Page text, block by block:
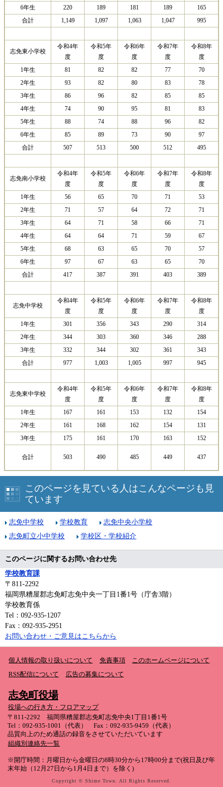
6年生
220 189 181 189
165
合計
1,149 1,097 1,063 1,047 995
志免東小学校
令和4年
度
令和5年
度
令和6年
度
令和7年
度
令和8年
度
1年生
81 82 82 77
70
2年生
93 82 80 83
78
3年生
86 96 82 85
85
4年生
74 90 95 81
83
5年生
88 74 88 96
82
6年生
85 89 73 90
97
合計
507 513 500 512 495
志免南小学校
令和4年
度
令和5年
度
令和6年
度
令和7年
度
令和8年
度
1年生
56 65 70 71
53
2年生
71 57 64 72
71
3年生
64 71 58 66
71
4年生
64 64 71 59
67
5年生
68 63 65 70
57
6年生
97 67 63 65
70
合計
417 387 391 403 389
志免中学校
令和4年
度
令和5年
度
令和6年
度
令和7年
度
令和8年
度
1年生
301 356 343 290
314
2年生
344 303 360 346
288
3年生
332 344 302 361
343
合計
977 1,003 1,005 997 945
志免東中学校
令和4年
度
令和5年
度
令和6年
度
令和7年
度
令和8年
度
1年生
167 161 153 132
154
2年生
161 168 162 154
131
3年生
175 161 170 163 152
合計 503 490 485 449 437
このページを見ている人はこんなページも見
ています
志免中学校 学校教育
志免中央小学校
志免町立小中学校
学校区・学校紹介
このページに関するお問い合わせ先
学校教育課
〒811-2292
福岡県糟屋郡志免町志免中央一丁目1番1号（庁舎3階）
学校教育係
Tel：092-935-1207
Fax：092-935-2951
お問い合わせ・ご意見はこちらから
個人情報の取り扱いについて 免責事項
このホームページについて
RSS配信について
広告の募集について
志免町役場
役場への行き方・フロアマップ
〒811-2292 福岡県糟屋郡志免町志免中央1丁目1番1号
Tel：092-935-1001（代表） Fax：092-935-9459（代表）
品質向上のため通話の録音をさせていただいています
組織別連絡先一覧
※開庁時間：月曜日から金曜日の8時30分から17時00分まで(祝日及び年
末年始（12月27日から1月4日まで）を除く)
Copyright © Shime Town. All Rights Reserved.